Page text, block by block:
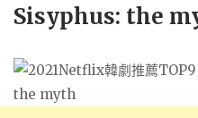
Sisyphus: the